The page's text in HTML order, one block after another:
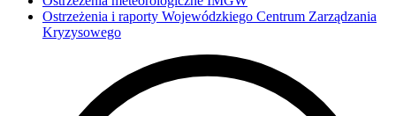
Ostrzeżenia i raporty Wojewódzkiego Centrum Zarządzania
Kryzysowego